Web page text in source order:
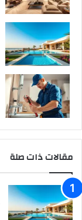
مقالات ذات صلة